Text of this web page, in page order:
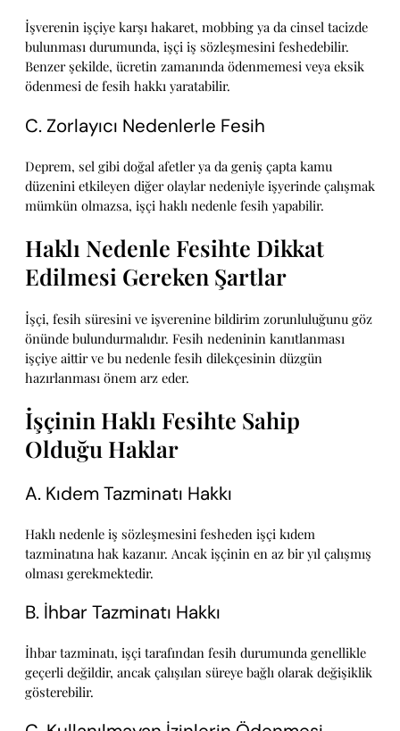
İşverenin işçiye karşı hakaret, mobbing ya da cinsel tacizde
bulunması durumunda, işçi iş sözleşmesini feshedebilir.
Benzer şekilde, ücretin zamanında ödenmemesi veya eksik
ödenmesi de fesih hakkı yaratabilir.
C. Zorlayıcı Nedenlerle Fesih
Deprem, sel gibi doğal afetler ya da geniş çapta kamu
düzenini etkileyen diğer olaylar nedeniyle işyerinde çalışmak
mümkün olmazsa, işçi haklı nedenle fesih yapabilir.
Haklı Nedenle Fesihte Dikkat
Edilmesi Gereken Şartlar
İşçi, fesih süresini ve işverenine bildirim zorunluluğunu göz
önünde bulundurmalıdır. Fesih nedeninin kanıtlanması
işçiye aittir ve bu nedenle fesih dilekçesinin düzgün
hazırlanması önem arz eder.
İşçinin Haklı Fesihte Sahip
Olduğu Haklar
A. Kıdem Tazminatı Hakkı
Haklı nedenle iş sözleşmesini fesheden işçi kıdem
tazminatına hak kazanır. Ancak işçinin en az bir yıl çalışmış
olması gerekmektedir.
B. İhbar Tazminatı Hakkı
İhbar tazminatı, işçi tarafından fesih durumunda genellikle
geçerli değildir, ancak çalışılan süreye bağlı olarak değişiklik
gösterebilir.